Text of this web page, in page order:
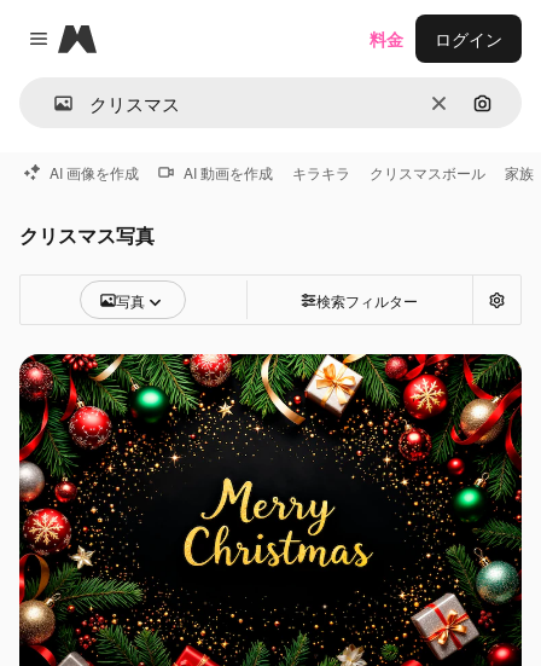
Close menu
Magnific
消去 画像で
料金 ログイン
AI 画像を作成 AI 動画を作成 キラキラ クリスマスボール 家族
クリスマス写真
写真 検索フィルター